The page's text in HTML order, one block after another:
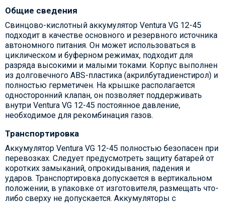
Общие сведения
Свинцово-кислотный аккумулятор Ventura VG 12-45
подходит в качестве основного и резервного источника
автономного питания. Он может использоваться в
циклическом и буферном режимах, подходит для
разряда высокими и малыми токами. Корпус выполнен
из долговечного ABS-пластика (акрилбутадиенстирол) и
полностью герметичен. На крышке располагается
односторонний клапан, он позволяет поддерживать
внутри Ventura VG 12-45 постоянное давление,
необходимое для рекомбинация газов.
Транспортировка
Аккумулятор Ventura VG 12-45 полностью безопасен при
перевозках. Следует предусмотреть защиту батарей от
коротких замыканий, опрокидывания, падения и
ударов. Транспортировка допускается в вертикальном
положении, в упаковке от изготовителя, размещать что-
либо сверху не допускается. Аккумуляторы с